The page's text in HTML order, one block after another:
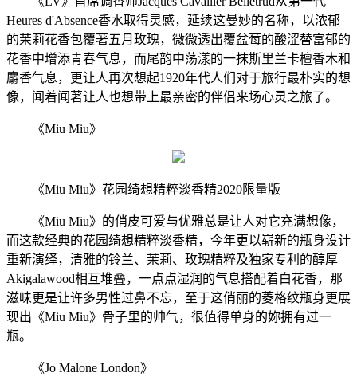
Heures d'Absence香水取得灵感，延续这曼妙的名称，以浓郁
的茉莉花香包覆著五月玫瑰，微微透出覆盆莓的酸涩替富郁的
花香中增添青春气息，而尾韵中荡漾的一抹斯里兰卡檀香木和
麝香气息，更让人再次想起1920年代人们对于旅行最朴实的想
像，闻着闻著让人也想带上最亲密的伴侣来场心灵之旅了。
《Miu Miu》
《Miu Miu》花园绮想精粹淡香精2020限量版
《Miu Miu》的俏皮可爱与优雅总是让人对它充满想像，
而这款经典的花园绮想精粹淡香精，今年更以崭新的瓶身设计
重新演绎，清雅的铃兰、茉莉、玫瑰精粹及独家专利的醇厚
Akigalawood相互堆叠，一点点湿润的气息搭配着白花香，那
滋味更是让许多男性过鼻不忘，至于这俏丽的菱格纹瓶身更展
现出《Miu Miu》骨子里的帅气，很值得单身的妳拥有过一
瓶。
《Jo Malone London》